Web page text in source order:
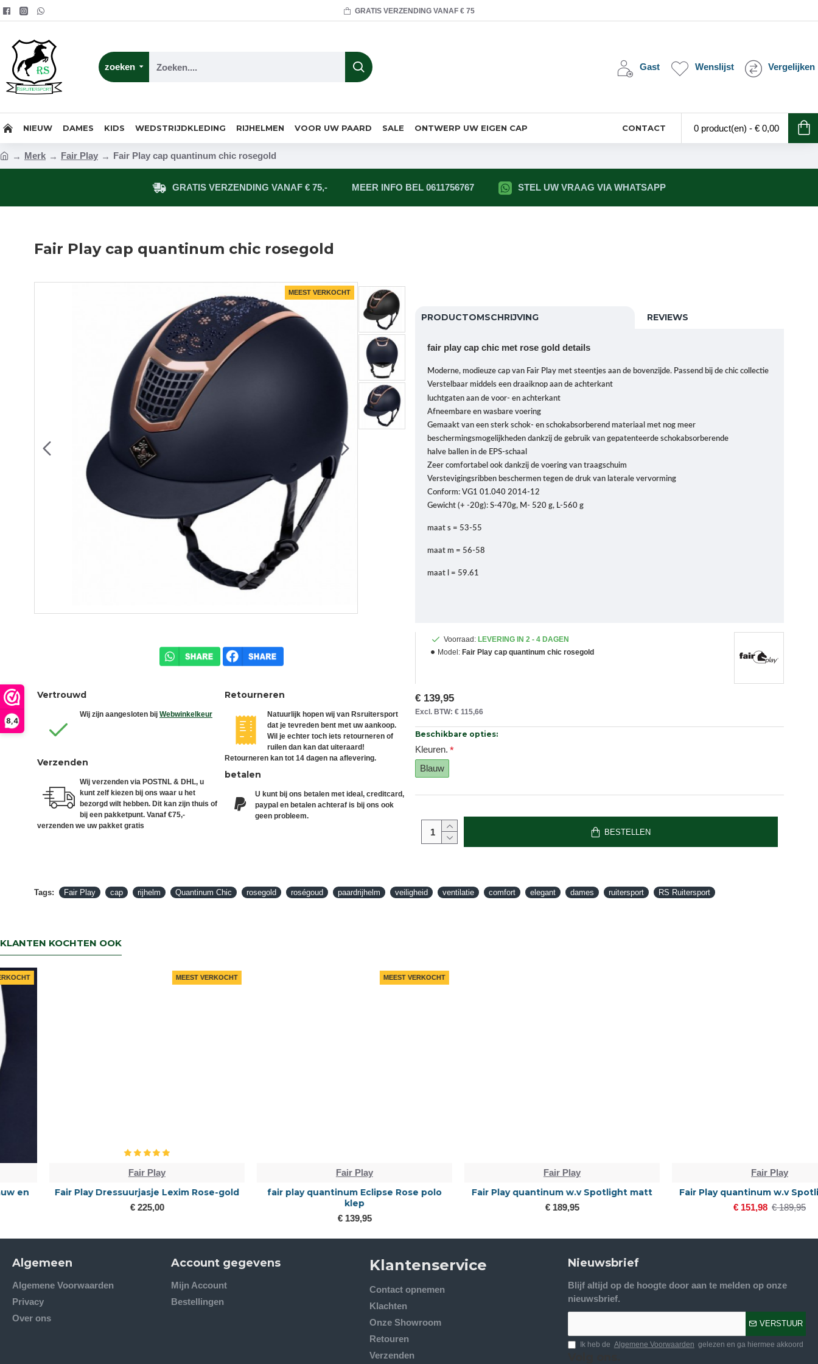
8,4
GRATIS VERZENDING VANAF € 75
zoeken Gast Wenslijst Vergelijken
NIEUW DAMES KIDS WEDSTRIJDKLEDING RIJHELMEN VOOR UW PAARD SALE ONTWERP UW EIGEN CAP CONTACT 0 product(en) - € 0,00
Merk Fair Play Fair Play cap quantinum chic rosegold
GRATIS VERZENDING VANAF € 75,- MEER INFO BEL 0611756767 STEL UW VRAAG VIA WHATSAPP
Fair Play cap quantinum chic rosegold
MEEST VERKOCHT
Vertrouwd
Wij zijn aangesloten bij Webwinkelkeur
Verzenden
Wij verzenden via POSTNL & DHL, u
kunt zelf kiezen bij ons waar u het
bezorgd wilt hebben. Dit kan zijn thuis of
bij een pakketpunt. Vanaf €75,-
verzenden we uw pakket gratis
Retourneren
Natuurlijk hopen wij van Rsruitersport
dat je tevreden bent met uw aankoop.
Wil je echter toch iets retourneren of
ruilen dan kan dat uiteraard!
Retourneren kan tot 14 dagen na aflevering.
betalen
U kunt bij ons betalen met ideal, creditcard,
paypal en betalen achteraf is bij ons ook
geen probleem.
PRODUCTOMSCHRIJVING REVIEWS
fair play cap chic met rose gold details
Moderne, modieuze cap van Fair Play met steentjes aan de bovenzijde. Passend bij de chic collectie
Verstelbaar middels een draaiknop aan de achterkant
luchtgaten aan de voor- en achterkant
Afneembare en wasbare voering
Gemaakt van een sterk schok- en schokabsorberend materiaal met nog meer
beschermingsmogelijkheden dankzij de gebruik van gepatenteerde schokabsorberende
halve ballen in de EPS-schaal
Zeer comfortabel ook dankzij de voering van traagschuim
Verstevigingsribben beschermen tegen de druk van laterale vervorming
Conform: VG1 01.040 2014-12
Gewicht (+ -20g): S-470g, M- 520 g, L-560 g
maat s = 53-55
maat m = 56-58
maat l = 59.61
Voorraad: LEVERING IN 2 - 4 DAGEN
Model: Fair Play cap quantinum chic rosegold
€ 139,95
Excl. BTW: € 115,66
Beschikbare opties:
Kleuren.
Blauw
BESTELLEN
Tags: Fair Play cap rijhelm Quantinum Chic rosegold roségoud paardrijhelm veiligheid ventilatie comfort elegant dames ruitersport RS Ruitersport
KLANTEN KOCHTEN OOK
MEEST VERKOCHT
Fair Play Dressuurjasje Lexim Rose-gold
MEEST VERKOCHT
fair play quantinum Eclipse Rose polo
Fair Play quantinum w.v Spotlight matt Fair Play quantinum w.v Spotlight matt
€ 189,95
Algemeen
Algemene Voorwaarden
Privacy
Over ons
Account gegevens
Mijn Account
Bestellingen
Klantenservice
Contact opnemen
Klachten
Onze Showroom
Retouren
Verzenden
Nieuwsbrief
Blijf altijd op de hoogte door aan te melden op onze
nieuwsbrief.
VERSTUUR
Ik heb de Algemene Voorwaarden gelezen en ga hiermee akkoord